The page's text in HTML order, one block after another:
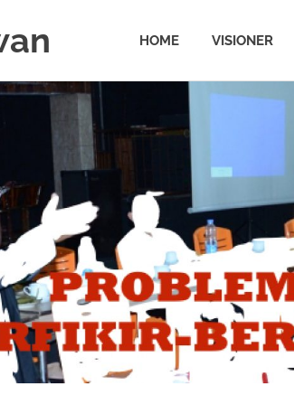
HOME VISIONER